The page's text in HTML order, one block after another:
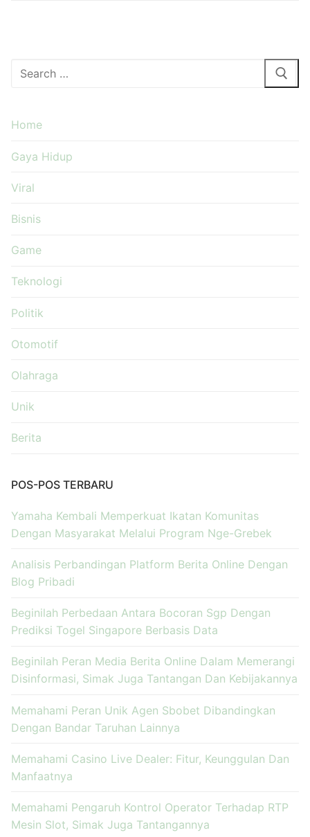
Cari:
Home
Gaya Hidup
Viral
Bisnis
Game
Teknologi
Politik
Otomotif
Olahraga
Unik
Berita
POS-POS TERBARU
Yamaha Kembali Memperkuat Ikatan Komunitas
Dengan Masyarakat Melalui Program Nge-Grebek
Analisis Perbandingan Platform Berita Online Dengan
Blog Pribadi
Beginilah Perbedaan Antara Bocoran Sgp Dengan
Prediksi Togel Singapore Berbasis Data
Beginilah Peran Media Berita Online Dalam Memerangi
Disinformasi, Simak Juga Tantangan Dan Kebijakannya
Memahami Peran Unik Agen Sbobet Dibandingkan
Dengan Bandar Taruhan Lainnya
Memahami Casino Live Dealer: Fitur, Keunggulan Dan
Manfaatnya
Memahami Pengaruh Kontrol Operator Terhadap RTP
Mesin Slot, Simak Juga Tantangannya